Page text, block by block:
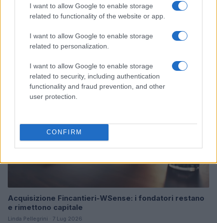
I want to allow Google to enable storage
related to functionality of the website or app.
I want to allow Google to enable storage
related to personalization.
I want to allow Google to enable storage
related to security, including authentication
functionality and fraud prevention, and other
user protection.
CONFIRM
Ripensare le tecnologie umanitarie oltre i criteri dei
Martina Marchesi · 10 Lug 2026
B2B NEWS
Acquisizione Fincantieri-WSense: i fondatori restano
e rimettono capitale
Linda Pellegrini · 7 Lug 2026